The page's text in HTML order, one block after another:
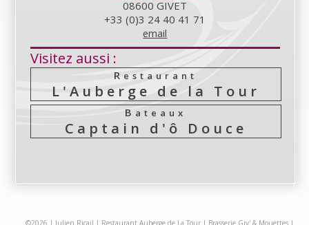
08600 GIVET
+33 (0)3 24 40 41 71
email
Visitez aussi :
Restaurant
L'Auberge de la Tour
Bateaux
Captain d'ô Douce
©2026 | Julien Ricail | Restaurant Auberge de La Tour| Brasserie Giv' & Mouettes|